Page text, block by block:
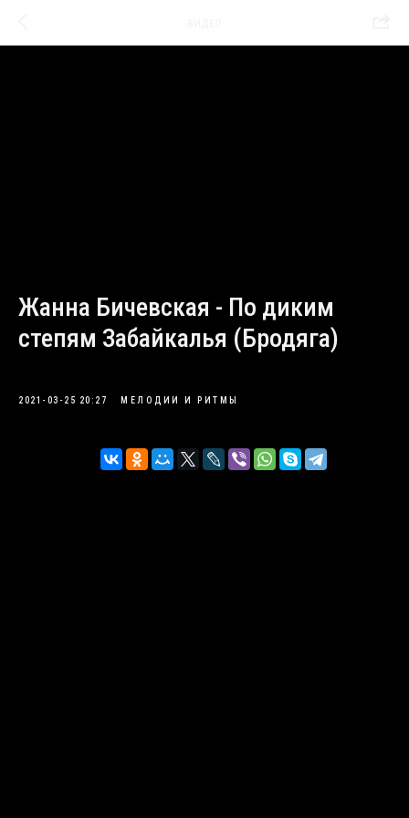
Жанна Бичевская - По диким
степям Забайкалья (Бродяга)
2021-03-25 20:27 МЕЛОДИИ И РИТМЫ